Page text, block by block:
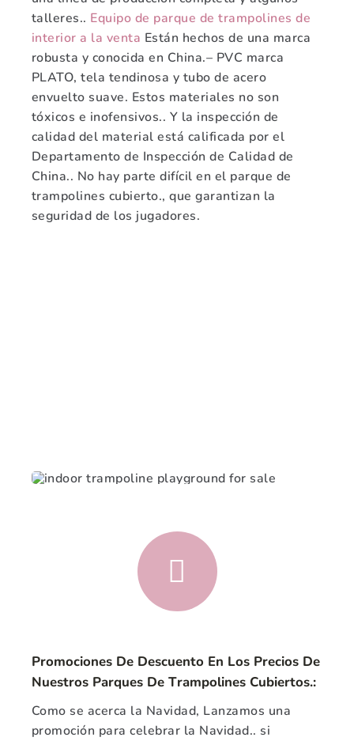
talleres.. Equipo de parque de trampolines de
interior a la venta Están hechos de una marca
robusta y conocida en China.– PVC marca
PLATO, tela tendinosa y tubo de acero
envuelto suave. Estos materiales no son
tóxicos e inofensivos.. Y la inspección de
calidad del material está calificada por el
Departamento de Inspección de Calidad de
China.. No hay parte difícil en el parque de
trampolines cubierto., que garantizan la
seguridad de los jugadores.
Promociones De Descuento En Los Precios De
Nuestros Parques De Trampolines Cubiertos.:
Como se acerca la Navidad, Lanzamos una
promoción para celebrar la Navidad.. si